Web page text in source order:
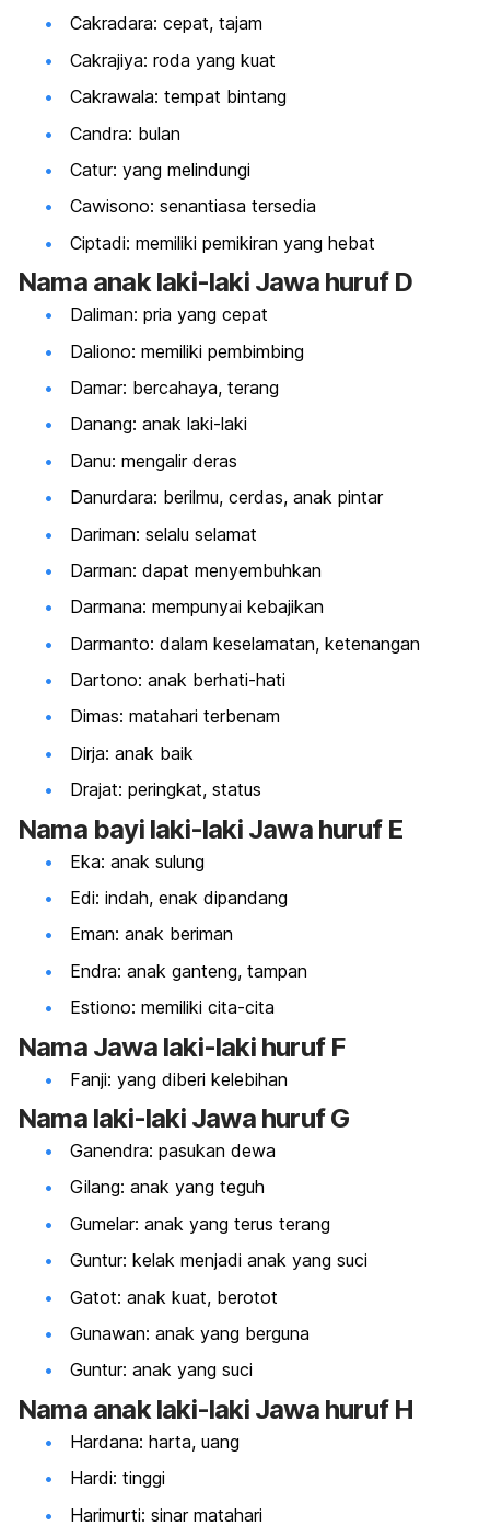
Cakradara: cepat, tajam
Cakrajiya: roda yang kuat
Cakrawala: tempat bintang
Candra: bulan
Catur: yang melindungi
Cawisono: senantiasa tersedia
Ciptadi: memiliki pemikiran yang hebat
Nama anak laki-laki Jawa huruf D
Daliman: pria yang cepat
Daliono: memiliki pembimbing
Damar: bercahaya, terang
Danang: anak laki-laki
Danu: mengalir deras
Danurdara: berilmu, cerdas, anak pintar
Dariman: selalu selamat
Darman: dapat menyembuhkan
Darmana: mempunyai kebajikan
Darmanto: dalam keselamatan, ketenangan
Dartono: anak berhati-hati
Dimas: matahari terbenam
Dirja: anak baik
Drajat: peringkat, status
Nama bayi laki-laki Jawa huruf E
Eka: anak sulung
Edi: indah, enak dipandang
Eman: anak beriman
Endra: anak ganteng, tampan
Estiono: memiliki cita-cita
Nama Jawa laki-laki huruf F
Fanji: yang diberi kelebihan
Nama laki-laki Jawa huruf G
Ganendra: pasukan dewa
Gilang: anak yang teguh
Gumelar: anak yang terus terang
Guntur: kelak menjadi anak yang suci
Gatot: anak kuat, berotot
Gunawan: anak yang berguna
Guntur: anak yang suci
Nama anak laki-laki Jawa huruf H
Hardana: harta, uang
Hardi: tinggi
Harimurti: sinar matahari